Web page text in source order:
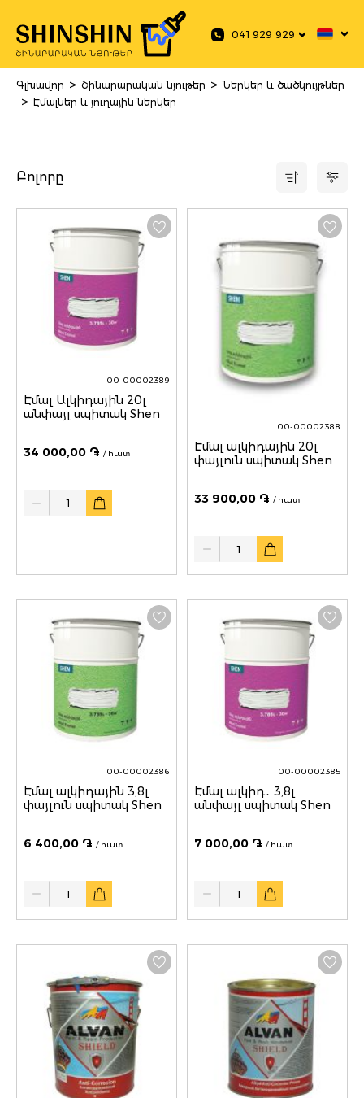
041 929 929
Գլխավոր > Շինարարական նյութեր > Ներկեր և ծածկույթներ
> Էմալներ և յուղային ներկեր
Բոլորը
00-00002389
Էմալ Ալկիդային 20լ
անփայլ սպիտակ Shen
34 000,00 ֏ / հատ
Quantity
00-00002388
Էմալ ալկիդային 20լ
փայլուն սպիտակ Shen
33 900,00 ֏ / հատ
Quantity
00-00002386
Էմալ ալկիդային 3,8լ
փայլուն սպիտակ Shen
6 400,00 ֏ / հատ
Quantity
00-00002385
Էմալ ալկիդ․ 3,8լ
անփայլ սպիտակ Shen
7 000,00 ֏ / հատ
Quantity